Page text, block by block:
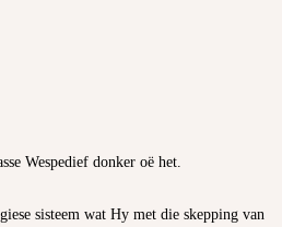
Wespedief donker oë het.
sisteem wat Hy met die skepping van